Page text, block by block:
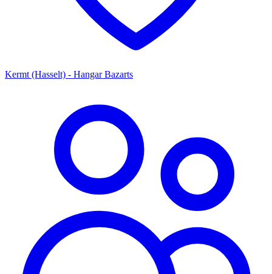
Kermt (Hasselt) - Hangar Bazarts